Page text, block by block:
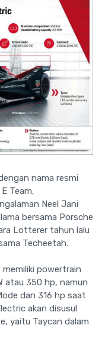
nama resmi
Team,
Neel Jani
bersama Porsche
Lotterer tahun lalu
Techeetah.
memiliki powertrain
atau 350 hp, namun
dan 316 hp saat
akan disusul
yaitu Taycan dalam